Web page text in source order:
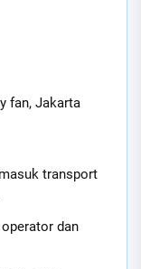
fan, Jakarta
transport
dan